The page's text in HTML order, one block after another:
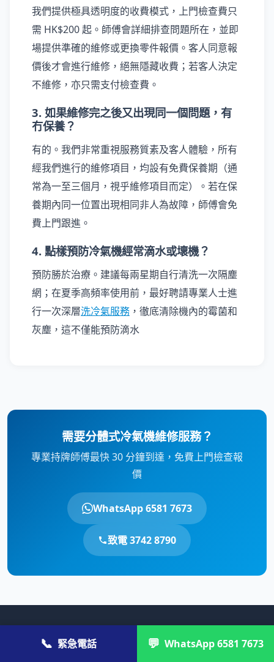
我們提供極具透明度的收費模式，上門檢查費只
需 HK$200 起。師傅會詳細排查問題所在，並即
場提供準確的維修或更換零件報價。客人同意報
價後才會進行維修，絕無隱藏收費；若客人決定
不維修，亦只需支付檢查費。
3. 如果維修完之後又出現同一個問題，有
冇保養？
有的。我們非常重視服務質素及客人體驗，所有
經我們進行的維修項目，均設有免費保養期（通
常為一至三個月，視乎維修項目而定）。若在保
養期內同一位置出現相同非人為故障，師傅會免
費上門跟進。
4. 點樣預防冷氣機經常滴水或壞機？
預防勝於治療。建議每兩星期自行清洗一次隔塵
網；在夏季高頻率使用前，最好聘請專業人士進
行一次深層洗冷氣服務 ，徹底清除機內的霉菌和
灰塵，這不僅能預防滴水
需要分體式冷氣機維修服務？
專業持牌師傅最快 30 分鐘到達，免費上門檢查報
價
WhatsApp 6581 7673
致電 3742 8790
© 2026 維修快. 全港家居維修專家。
📞 緊急電話 💬 WhatsApp 6581 7673